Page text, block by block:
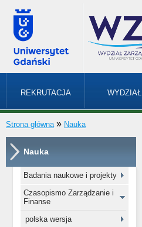
REKRUTACJA WYDZIAŁ
Strona główna » Nauka
Nauka
Badania naukowe i projekty
Czasopismo Zarządzanie i
Finanse
polska wersja